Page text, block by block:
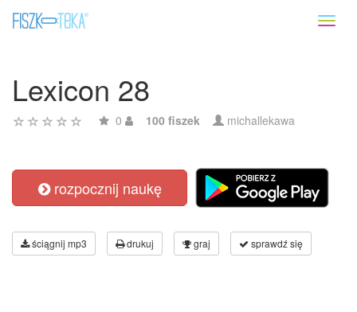
Lexicon 28
0 100 fiszek michallekawa
rozpocznij naukę
ściągnij mp3 drukuj graj sprawdź się